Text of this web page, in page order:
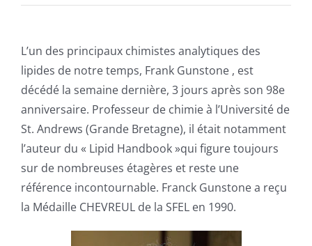
L’un des principaux chimistes analytiques des
lipides de notre temps, Frank Gunstone , est
décédé la semaine dernière, 3 jours après son 98e
anniversaire. Professeur de chimie à l’Université de
St. Andrews (Grande Bretagne), il était notamment
l’auteur du « Lipid Handbook »qui figure toujours
sur de nombreuses étagères et reste une
référence incontournable. Franck Gunstone a reçu
la Médaille CHEVREUL de la SFEL en 1990.